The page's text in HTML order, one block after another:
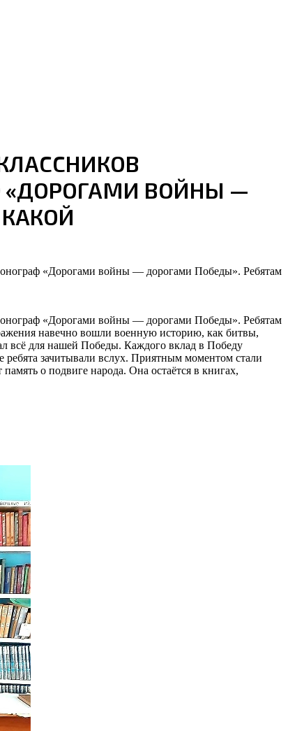
«ДОРОГАМИ ВОЙНЫ —
«Дорогами войны — дорогами Победы». Ребятам
«Дорогами войны — дорогами Победы». Ребятам
навечно вошли военную историю, как битвы,
всё для нашей Победы. Каждого вклад в Победу
зачитывали вслух. Приятным моментом стали
о подвиге народа. Она остаётся в книгах,